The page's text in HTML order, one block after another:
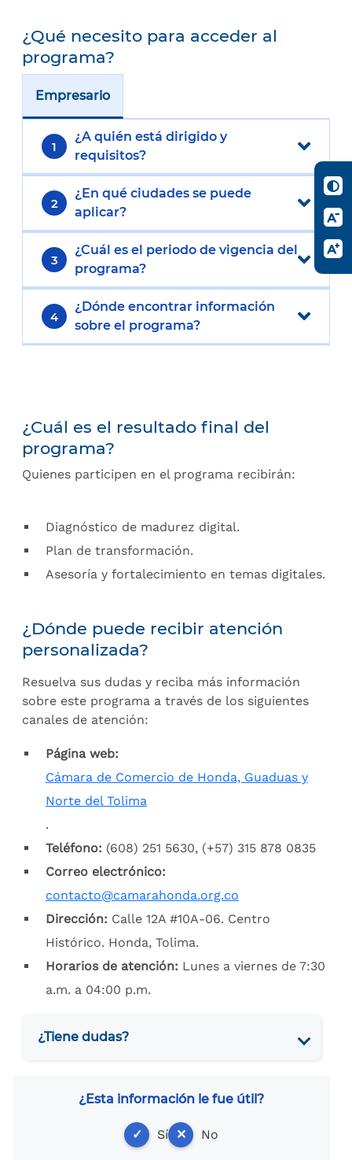
¿Qué necesito para acceder al
programa?
Empresario
1
¿A quién está dirigido y
requisitos?
2
¿En qué ciudades se puede
aplicar?
3
¿Cuál es el periodo de vigencia del
programa?
4
¿Dónde encontrar información
sobre el programa?
¿Cuál es el resultado final del
programa?
Quienes participen en el programa recibirán:
Diagnóstico de madurez digital.
Plan de transformación.
Asesoría y fortalecimiento en temas digitales.
¿Dónde puede recibir atención
personalizada?
Resuelva sus dudas y reciba más información
sobre este programa a través de los siguientes
canales de atención:
Página web:
Cámara de Comercio de Honda, Guaduas y
Norte del Tolima
.
Teléfono: (608) 251 5630, (+57) 315 878 0835
Correo electrónico:
contacto@camarahonda.org.co
Dirección: Calle 12A #10A-06. Centro
Histórico. Honda, Tolima.
Horarios de atención: Lunes a viernes de 7:30
a.m. a 04:00 p.m.
¿Tiene dudas?
¿Esta información le fue útil?
✓ Sí ✕ No